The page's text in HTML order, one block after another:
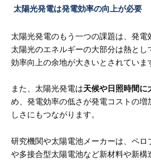
太陽光発電は発電効率の向上が必要
太陽光発電のもう一つの課題は、発電
太陽光のエネルギーの大部分は熱とし
効率向上の余地が大きいとされていま
また、太陽光発電は天候や日照時間に
め、発電効率の低さが発電コストの増
しさにもつながります。
研究機関や太陽電池メーカーは、ペロ
や多接合型太陽電池など新材料や新構